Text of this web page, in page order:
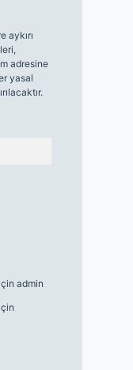
aykırı
adresine
yasal
admin